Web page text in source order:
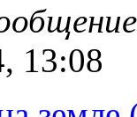
13:08